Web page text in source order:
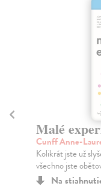
Malé
Cunff Anne-
Kolikrát jste už
všechno jste
Na